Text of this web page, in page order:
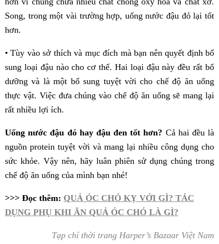
Song, trong một vài trường hợp, uống nước đậu đỏ lại tốt
hơn.
• Tùy vào sở thích và mục đích mà bạn nên quyết định bổ
sung loại đậu nào cho cơ thể. Hai loại đậu này đều rất bổ
dưỡng và là một bổ sung tuyệt vời cho chế độ ăn uống
thực vật. Việc đưa chúng vào chế độ ăn uống sẽ mang lại
rất nhiều lợi ích.
Uống nước đậu đỏ hay đậu đen tốt hơn? Cả hai đều là
nguồn protein tuyệt vời và mang lại nhiều công dụng cho
sức khỏe. Vậy nên, hãy luân phiên sử dụng chúng trong
chế độ ăn uống của mình bạn nhé!
>>> Đọc thêm: QUẢ ÓC CHÓ KỴ VỚI GÌ? TÁC
DỤNG PHỤ KHI ĂN QUẢ ÓC CHÓ LÀ GÌ?
Tạp chí thời trang Harper’s Bazaar Việt Nam